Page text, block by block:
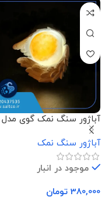
آباژور سنگ نمک گوی مدل
آباژور سنگ نمک
موجود در انبار
380,000 تومان